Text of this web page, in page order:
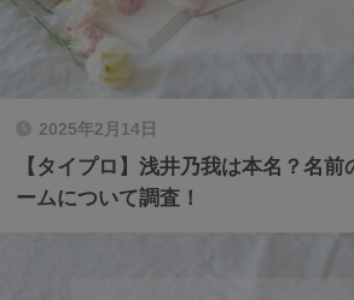
2025年2月14日
【タイプロ】浅井乃我は本名？名
ームについて調査！